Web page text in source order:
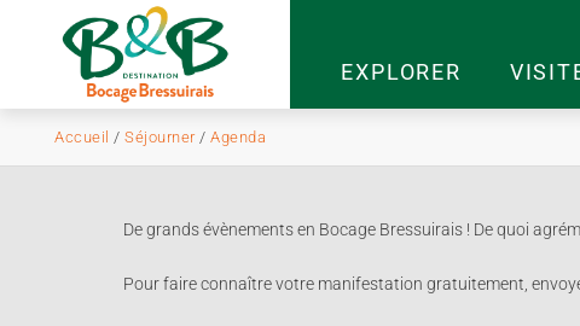
EXPLORER
Accueil / Séjourner/ Agenda
De grands évènements en Bocage Bressuirais ! De quoi
Pour faire connaître votre manifestation gratuitement,